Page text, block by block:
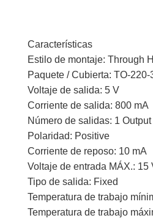
Características
Estilo de montaje: Through
Paquete / Cubierta: TO-220-
Voltaje de salida: 5 V
Corriente de salida: 800 mA
Número de salidas: 1 Output
Polaridad: Positive
Corriente de reposo: 10 mA
Voltaje de entrada MÁX.: 15
Tipo de salida: Fixed
Temperatura de trabajo
Temperatura de trabajo